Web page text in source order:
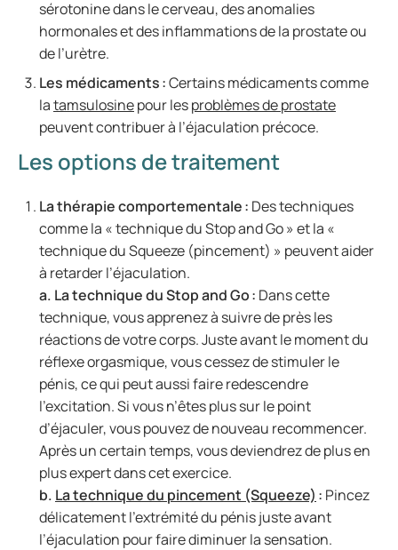
sérotonine dans le cerveau, des anomalies
hormonales et des inflammations de la prostate ou
de l’urètre.
Les médicaments :Certains médicaments comme
latamsulosinepour lesproblèmes de prostate
peuvent contribuer à l’éjaculation précoce.
Les options de traitement
La thérapie comportementale : Des techniques
comme la « technique du Stop and Go » et la «
technique du Squeeze (pincement) » peuvent aider
à retarder l’éjaculation.
a. La technique du Stop and Go : Dans cette
technique, vous apprenez à suivre de près les
réactions de votre corps. Juste avant le moment du
réflexe orgasmique, vous cessez de stimuler le
pénis, ce qui peut aussi faire redescendre
l’excitation. Si vous n’êtes plus sur le point
d’éjaculer, vous pouvez de nouveau recommencer.
Après un certain temps, vous deviendrez de plus en
plus expert dans cet exercice.
b. La technique du pincement (Squeeze) : Pincez
délicatement l’extrémité du pénis juste avant
l’éjaculation pour faire diminuer la sensation.